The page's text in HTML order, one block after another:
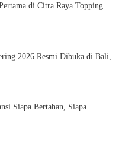
di Citra Raya Topping
2026 Resmi Dibuka di Bali,
Siapa Bertahan, Siapa